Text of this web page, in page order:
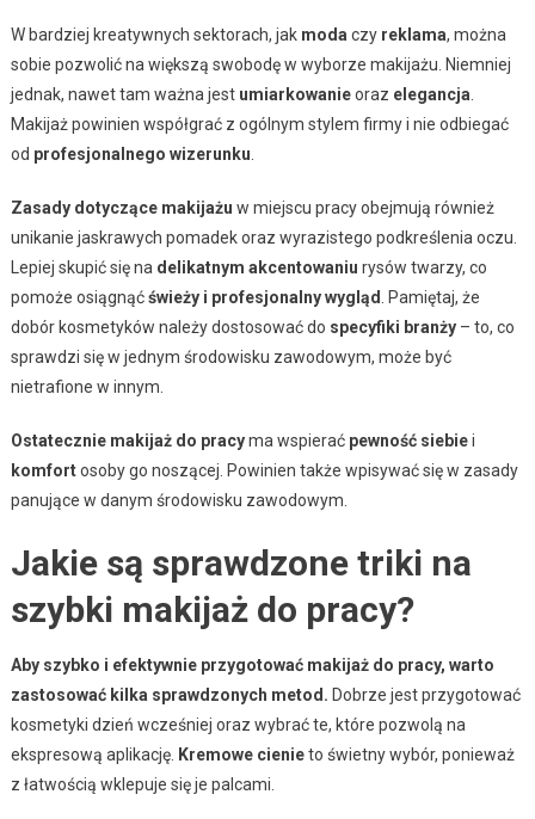
W bardziej kreatywnych sektorach, jak moda czy reklama, można
sobie pozwolić na większą swobodę w wyborze makijażu. Niemniej
jednak, nawet tam ważna jest umiarkowanieoraz elegancja
Makijaż powinien współgrać z ogólnym stylem firmy i nie odbiegać
od profesjonalnego wizerunku
Zasady dotyczące makijażu w miejscu pracy obejmują również
unikanie jaskrawych pomadek oraz wyrazistego podkreślenia oczu.
Lepiej skupić się na delikatnym akcentowaniu rysów twarzy, co
pomoże osiągnąćświeży i profesjonalny wygląd
. Pamiętaj, że
dobór kosmetyków należy dostosować do specyfiki branży– to, co
sprawdzi się w jednym środowisku zawodowym, może być
nietrafione w innym.
Ostatecznie makijaż do pracyma wspierać pewność siebiei
komfortosoby go noszącej. Powinien także wpisywać się w zasady
panujące w danym środowisku zawodowym.
Jakie są sprawdzone triki na
szybki makijaż do pracy?
Aby szybko i efektywnie przygotować makijaż do pracy, warto
zastosować kilka sprawdzonych metod. Dobrze jest przygotować
kosmetyki dzień wcześniej oraz wybrać te, które pozwolą na
ekspresową aplikację. Kremowe cienieto świetny wybór, ponieważ
z łatwością wklepuje się je palcami.